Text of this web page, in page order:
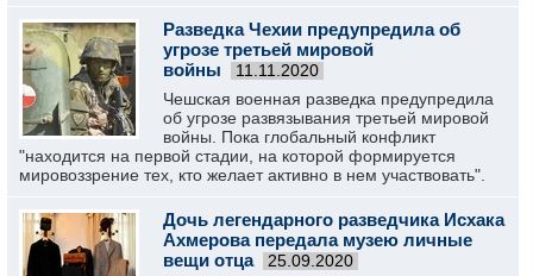
Разведка Чехии предупредила об
угрозе третьей мировой
войны
11.11.2020
Чешская военная разведка предупредила
об угрозе развязывания третьей мировой
войны. Пока глобальный конфликт
"находится на первой стадии, на которой формируется
мировоззрение тех, кто желает активно в нем участвовать".
Дочь легендарного разведчика Исхака
Ахмерова передала музею личные
вещи отца
25.09.2020